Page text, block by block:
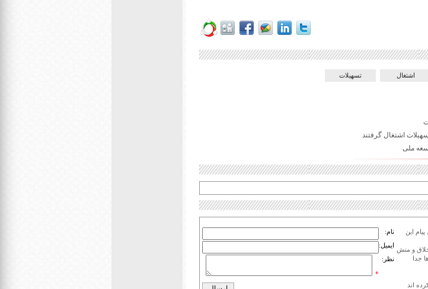
اشتغال تسهیلات
اشتغال گرفتند
ملی
این
و منش
جدا
اند
نام:
ایمیل:
نظر:
*